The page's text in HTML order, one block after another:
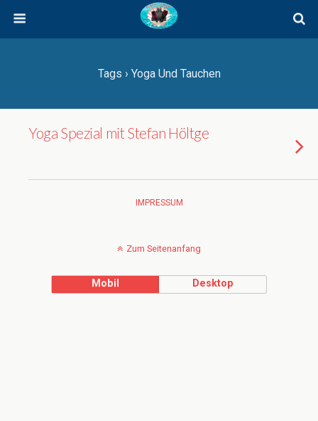
Tags › Yoga Und Tauchen
Yoga Spezial mit Stefan Höltge
IMPRESSUM
Zum Seitenanfang
Mobil Desktop